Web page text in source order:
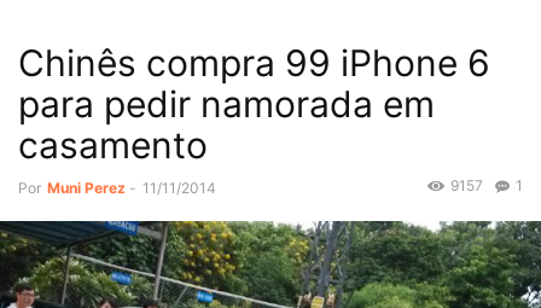
Chinês compra 99 iPhone 6
para pedir namorada em
casamento
Por Muni Perez - 11/11/2014 1
9157